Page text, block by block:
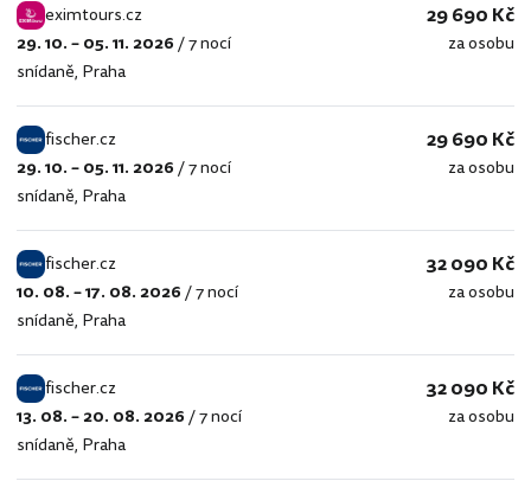
eximtours.cz
eximtours.cz
29. 10. – 05. 11. 2026/7 nocí
snídaně, Praha
29 690 Kč
za osobu
fischer.cz
fischer.cz
29. 10. – 05. 11. 2026/7 nocí
snídaně, Praha
29 690 Kč
za osobu
fischer.cz
fischer.cz
10. 08. – 17. 08. 2026/7 nocí
snídaně, Praha
32 090 Kč
za osobu
fischer.cz
fischer.cz
13. 08. – 20. 08. 2026/7 nocí
snídaně, Praha
32 090 Kč
za osobu